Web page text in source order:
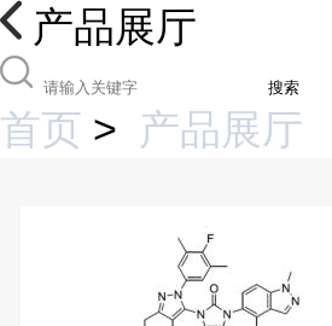
产品展厅
搜索
首页 > 产品展厅